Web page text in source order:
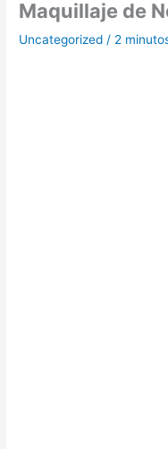
Maquillaje de
Uncategorized / 2